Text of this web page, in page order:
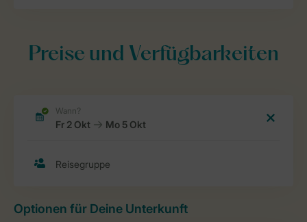
Preise und Verfügbarkeiten
Optionen für Deine Unterkunft